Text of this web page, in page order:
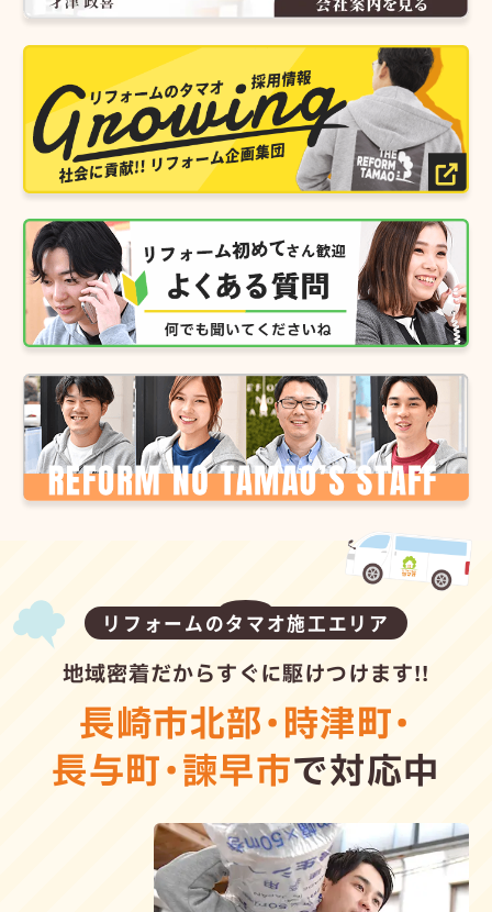
リフォームのタマオ施工エリア
地域密着だからすぐに駆けつけます!!
長崎市北部・時津町・
長与町・諫早市で対応中